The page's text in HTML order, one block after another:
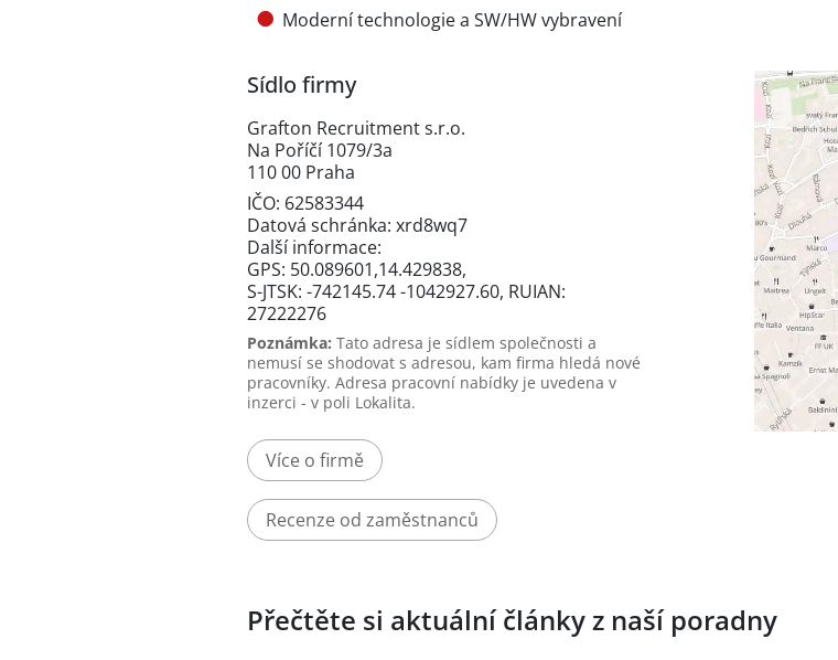
Moderní technologie a SW/HW vybravení
Sídlo firmy
Grafton Recruitment s.r.o.
Na Poříčí 1079/3a
110 00 Praha
IČO: 62583344
Datová schránka: xrd8wq7
Další informace:
GPS: 50.089601,14.429838,
S-JTSK: -742145.74 -1042927.60, RUIAN:
27222276
Poznámka: Tato adresa je sídlem společnosti a
nemusí se shodovat s adresou, kam firma hledá nové
pracovníky. Adresa pracovní nabídky je uvedena v
inzerci - v poli Lokalita.
Více o firmě
Recenze od zaměstnanců
Přečtěte si aktuální články z naší poradny